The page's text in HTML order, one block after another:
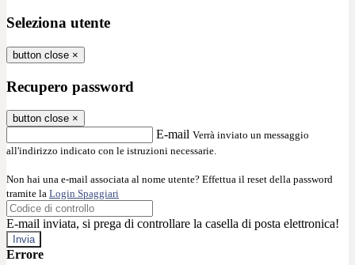
Seleziona utente
button close ×
Recupero password
button close ×
E-mail Verrà inviato un messaggio
all'indirizzo indicato con le istruzioni necessarie.
Non hai una e-mail associata al nome utente? Effettua il reset della password
tramite la Login Spaggiari
E-mail inviata, si prega di controllare la casella di posta elettronica!
Errore